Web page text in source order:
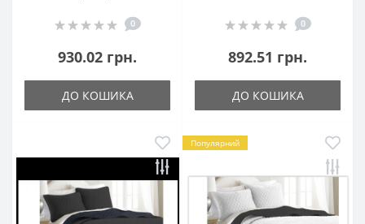
0
930.02 грн.
ДО КОШИКА
0
892.51 грн.
ДО КОШИКА
Популярний